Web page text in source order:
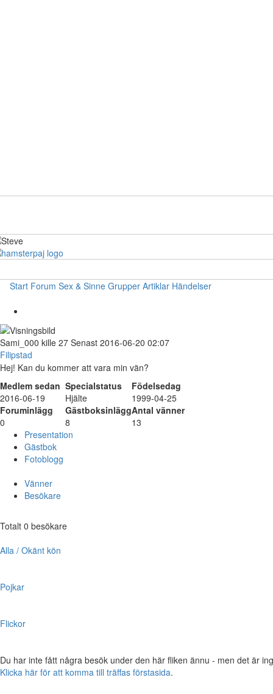
Start Forum Sex & Sinne Grupper Artiklar Händelser
Sami_000 kille 27 Senast 2016-06-20 02:07
Filipstad
Hej! Kan du kommer att vara min vän?
Medlem sedan Specialstatus
Födelsedag
2016-06-19
Hjälte
1999-04-25
Foruminlägg
GästboksinläggAntal vänner
0
8
13
Presentation
Gästbok
Fotoblogg
Vänner
Besökare
Totalt 0 besökare
Alla / Okänt kön
Pojkar
Flickor
Du har inte fått några besök under den här fliken ännu - men det är
Klicka här för att komma till träffas förstasida.